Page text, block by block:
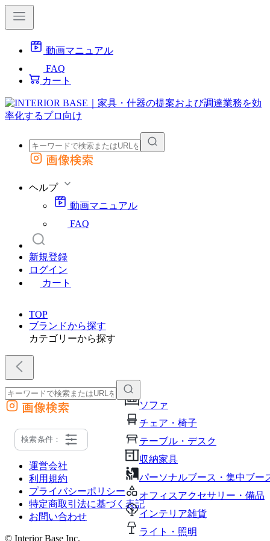
動画マニュアル
FAQ
カート
外部サイトの商品をカートに追加
画像検索
ヘルプ
動画マニュアル
FAQ
新規登録
ログイン
カート
TOP
ブランドから探す
カテゴリーから探す
ソファ
チェア・椅子
テーブル・デスク
収納家具
パーソナルブース・集中ブー
オフィスアクセサリー・備品
インテリア雑貨
ライト・照明
外部サイトの商品をカートに追加
他のサイトで見つけた商品ページのURLを貼り付けて、カートに追加できます
画像検索
検索条件：
運営会社
利用規約
プライバシーポリシー
特定商取引法に基づく表記
お問い合わせ
© Interior Base Inc.